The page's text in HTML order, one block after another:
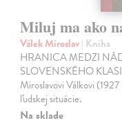
Miluj ma ako
Válek Miroslav| Kniha
HRANICA MEDZI
SLOVENSKÉHO
Miroslavovi Válkovi
ľudskej situácie.
Na sklade